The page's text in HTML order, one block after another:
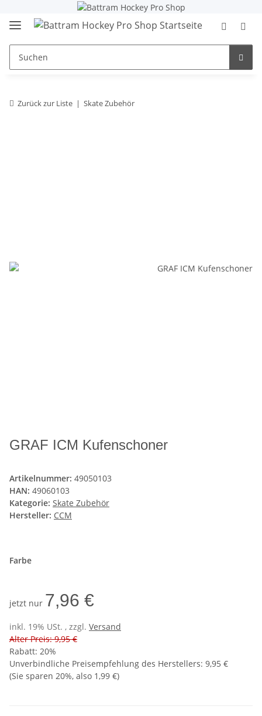
Zurück zur Liste Skate Zubehör
GRAF ICM Kufenschoner
Artikelnummer: 49050103
HAN: 49060103
Kategorie: Skate Zubehör
Hersteller: CCM
Farbe
jetzt nur 7,96 €
inkl. 19% USt. , zzgl. Versand
Alter Preis: 9,95 €
Rabatt: 20%
Unverbindliche Preisempfehlung des Herstellers: 9,95 €
(Sie sparen 20%, also 1,99 €)